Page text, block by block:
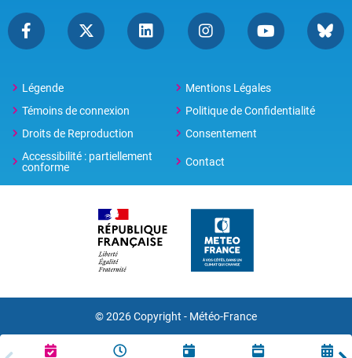
Légende
Mentions Légales
Témoins de connexion
Politique de Confidentialité
Droits de Reproduction
Consentement
Accessibilité : partiellement
conforme
Contact
© 2026 Copyright - Météo-France